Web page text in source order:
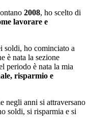
2008, ho scelto di
lavorare e
soldi, ho cominciato a
è nata la sezione
periodo è nata la mia
risparmio e
negli anni si attraversano
soldi, si risparmia e si